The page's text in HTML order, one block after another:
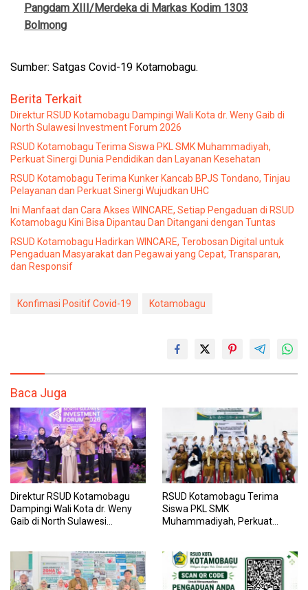
Pangdam XIII/Merdeka di Markas Kodim 1303
Bolmong
Sumber: Satgas Covid-19 Kotamobagu.
Berita Terkait
Direktur RSUD Kotamobagu Dampingi Wali Kota dr. Weny Gaib di
North Sulawesi Investment Forum 2026
RSUD Kotamobagu Terima Siswa PKL SMK Muhammadiyah,
Perkuat Sinergi Dunia Pendidikan dan Layanan Kesehatan
RSUD Kotamobagu Terima Kunker Kancab BPJS Tondano, Tinjau
Pelayanan dan Perkuat Sinergi Wujudkan UHC
Ini Manfaat dan Cara Akses WINCARE, Setiap Pengaduan di RSUD
Kotamobagu Kini Bisa Dipantau Dan Ditangani dengan Tuntas
RSUD Kotamobagu Hadirkan WINCARE, Terobosan Digital untuk
Pengaduan Masyarakat dan Pegawai yang Cepat, Transparan,
dan Responsif
Konfimasi Positif Covid-19 Kotamobagu
Baca Juga
Direktur RSUD Kotamobagu
Dampingi Wali Kota dr. Weny
Gaib di North Sulawesi
RSUD Kotamobagu Terima
Siswa PKL SMK
Muhammadiyah, Perkuat